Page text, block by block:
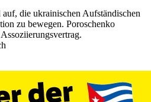
die ukrainischen Aufständischen
zu bewegen. Poroschenko